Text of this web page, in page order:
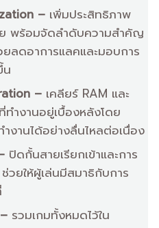
– เพิ่มประสิทธิภาพ
ย พร้อมจัดลำดับความสำคัญ
ลดอาการแลคและมอบการ
น
– เคลียร์ RAM และ
ำงานอยู่เบื้องหลังโดย
งานได้อย่างลื่นไหลต่อเนื่อง
ปิดกั้นสายเรียกเข้าและการ
วยให้ผู้เล่นมีสมาธิกับการ
รวมเกมทั้งหมดไว้ใน